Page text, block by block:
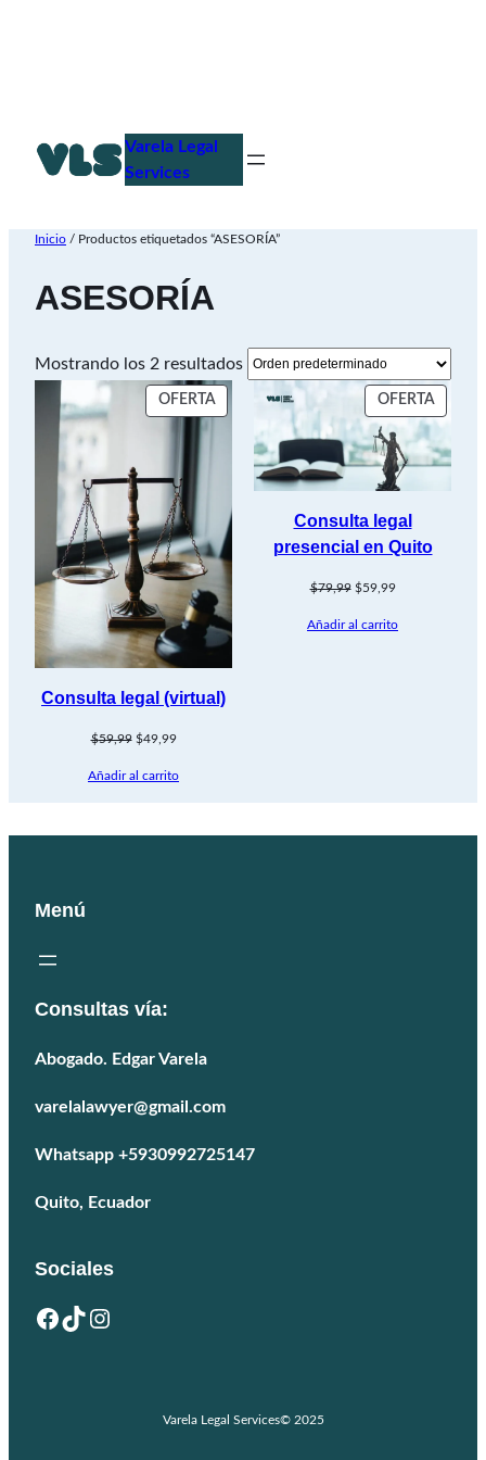
contenido
Varela Legal
Services
Inicio / Productos etiquetados “ASESORÍA”
ASESORÍA
Mostrando los 2 resultados
OFERTAPRODUCTO
EN
OFERTA
Consulta legal (virtual)
$59,99 El
original
$49,99El
actual
Añadir al carrito
OFERTA
EN
Consulta legal
presencial en Quito
$79,99 El
original
$59,99El
actual
Añadir al carrito
Menú
Consultas vía:
Abogado. Edgar Varela
varelalawyer@gmail.com
Whatsapp +5930992725147
Quito, Ecuador
Sociales
Facebook TikTok Instagram
Varela Legal Services© 2025